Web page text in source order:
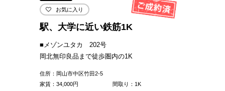
お気に入り
駅、大学に近い鉄筋1K
■メゾンユタカ 202号
岡北無印良品まで徒歩圏内の1K
住所：岡山市中区竹田2-5
家賃： 34,000円
間取り：1K